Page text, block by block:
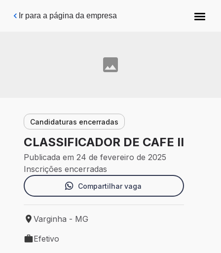
Pular para o conteúdo principal
Ir para a página da empresa
Candidaturas encerradas
CLASSIFICADOR DE CAFE II
Publicada em 24 de fevereiro de 2025
Inscrições encerradas
Compartilhar vaga
Local de trabalho: Varginha - MG
Varginha - MG
Tipo de vaga: Efetivo
Efetivo